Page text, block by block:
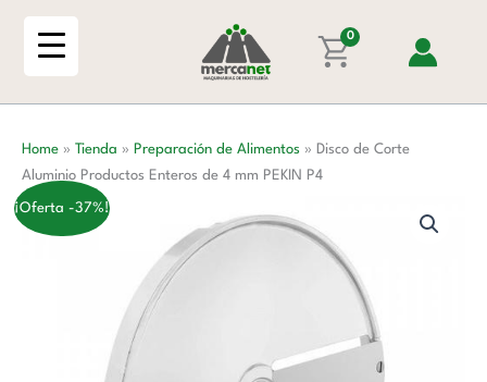
0
Home » Tienda » Preparación de Alimentos » Disco de Corte
Aluminio Productos Enteros de 4 mm PEKIN P4
¡Oferta -37%!
Productos
Enteros
de
mm
PEKIN
P4
cantidad